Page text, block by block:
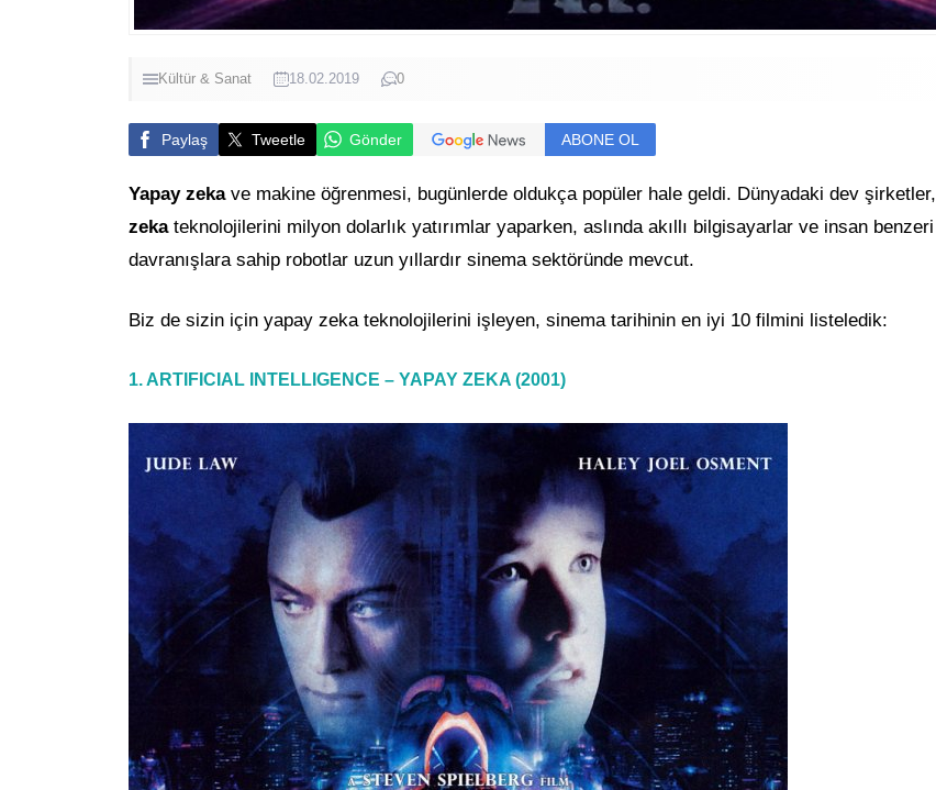
Kültür & Sanat 18.02.2019 0
Paylaş Tweetle Gönder ABONE OL
Yapay zekave makine öğrenmesi, bugünlerde oldukça popüler hale geldi. Dünyadaki dev şirketler,
zekateknolojilerini milyon dolarlık yatırımlar yaparken, aslında akıllı bilgisayarlar ve insan benzeri
davranışlara sahip robotlar uzun yıllardır sinema sektöründe mevcut.
Biz de sizin için yapay zeka teknolojilerini işleyen, sinema tarihinin en iyi 10 filmini listeledik:
1. ARTIFICIAL INTELLIGENCE – YAPAY ZEKA (2001)